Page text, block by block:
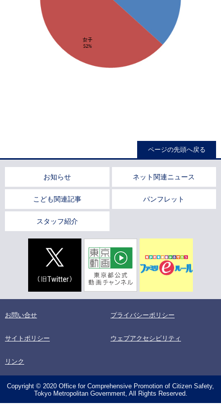
ページの先頭へ戻る
お知らせ ネット関連ニュース
こども関連記事 パンフレット
スタッフ紹介
お問い合せ プライバシーポリシー
サイトポリシー ウェブアクセシビリティ
リンク
Copyright © 2020 Office for Comprehensive Promotion of Citizen Safety,
Tokyo Metropolitan Government, All Rights Reserved.